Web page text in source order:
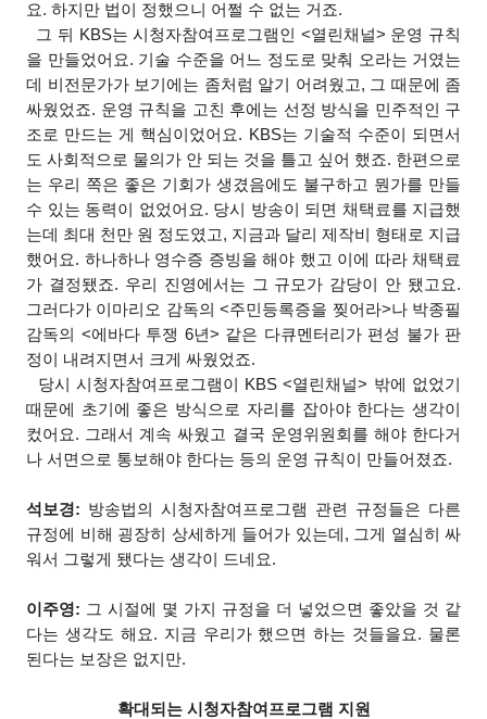
요. 하지만 법이 정했으니 어쩔 수 없는 거죠.
그 뒤 KBS는 시청자참여프로그램인 <열린채널> 운영 규칙
을 만들었어요. 기술 수준을 어느 정도로 맞춰 오라는 거였는
데 비전문가가 보기에는 좀처럼 알기 어려웠고, 그 때문에 좀
싸웠었죠. 운영 규칙을 고친 후에는 선정 방식을 민주적인 구
조로 만드는 게 핵심이었어요. KBS는 기술적 수준이 되면서
도 사회적으로 물의가 안 되는 것을 틀고 싶어 했죠. 한편으로
는 우리 쪽은 좋은 기회가 생겼음에도 불구하고 뭔가를 만들
수 있는 동력이 없었어요. 당시 방송이 되면 채택료를 지급했
는데 최대 천만 원 정도였고, 지금과 달리 제작비 형태로 지급
했어요. 하나하나 영수증 증빙을 해야 했고 이에 따라 채택료
가 결정됐죠. 우리 진영에서는 그 규모가 감당이 안 됐고요.
그러다가 이마리오 감독의 <주민등록증을 찢어라>나 박종필
감독의 <에바다 투쟁 6년> 같은 다큐멘터리가 편성 불가 판
정이 내려지면서 크게 싸웠었죠.
당시 시청자참여프로그램이 KBS <열린채널> 밖에 없었기
때문에 초기에 좋은 방식으로 자리를 잡아야 한다는 생각이
컸어요. 그래서 계속 싸웠고 결국 운영위원회를 해야 한다거
나 서면으로 통보해야 한다는 등의 운영 규칙이 만들어졌죠.
석보경: 방송법의 시청자참여프로그램 관련 규정들은 다른
규정에 비해 굉장히 상세하게 들어가 있는데, 그게 열심히 싸
워서 그렇게 됐다는 생각이 드네요.
이주영: 그 시절에 몇 가지 규정을 더 넣었으면 좋았을 것 같
다는 생각도 해요. 지금 우리가 했으면 하는 것들을요. 물론
된다는 보장은 없지만.
확대되는 시청자참여프로그램 지원